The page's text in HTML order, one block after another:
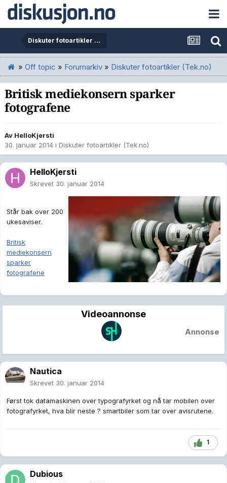
Diskuter fotoartikler (Tek.no)
» Off topic » Forumarkiv » Diskuter fotoartikler (Tek.no)
Britisk mediekonsern sparker
fotografene
Av HelloKjersti
30. januar 2014 i Diskuter fotoartikler (Tek.no)
HelloKjersti
Skrevet 30. januar 2014
Står bak over 200
ukesaviser.
Britisk
mediekonsern
sparker
fotografene
Videoannonse
Annonse
Nautica
Skrevet 30. januar 2014
Først tok datamaskinen over typografyrket og nå tar mobilen over
fotografyrket, hva blir neste ? smartbiler som tar over avisrutene.
1
Dubious